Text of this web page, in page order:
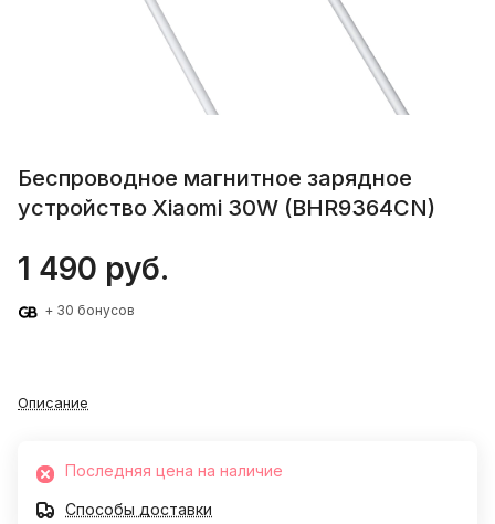
Беспроводное магнитное зарядное
устройство Xiaomi 30W (BHR9364CN)
1 490 руб.
+ 30 бонусов
Описание
Последняя цена на наличие
Способы доставки